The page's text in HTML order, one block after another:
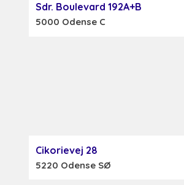
Sdr. Boulevard 192A+B
5000 Odense C
Cikorievej 28
5220 Odense SØ